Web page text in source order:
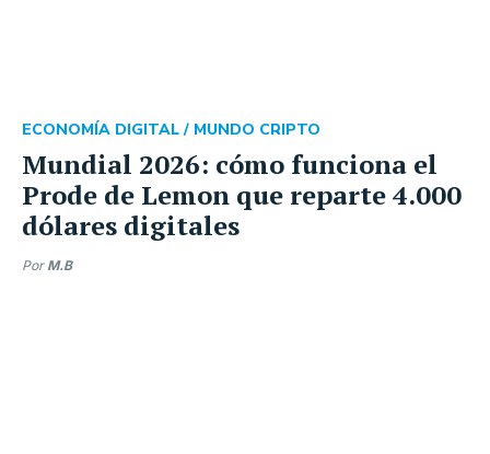
Mundial 2026: cómo funciona el
Prode de Lemon que reparte 4.000
dólares digitales
ECONOMÍA DIGITAL / MUNDO CRIPTO
Por M.B